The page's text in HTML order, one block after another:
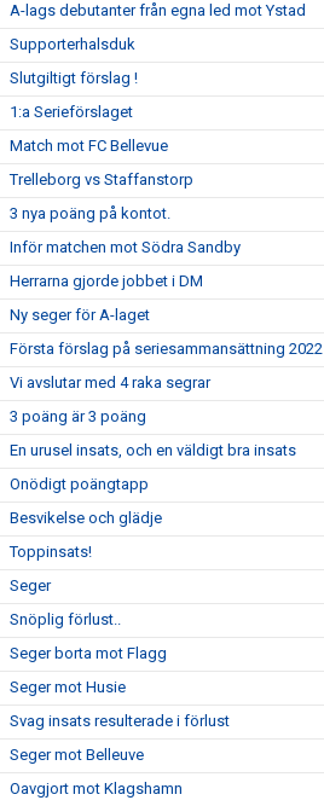
A-lags debutanter från egna led mot Ystad
Supporterhalsduk
Slutgiltigt förslag !
1:a Serieförslaget
Match mot FC Bellevue
Trelleborg vs Staffanstorp
3 nya poäng på kontot.
Inför matchen mot Södra Sandby
Herrarna gjorde jobbet i DM
Ny seger för A-laget
Första förslag på seriesammansättning 2022
Vi avslutar med 4 raka segrar
3 poäng är 3 poäng
En urusel insats, och en väldigt bra insats
Onödigt poängtapp
Besvikelse och glädje
Toppinsats!
Seger
Snöplig förlust..
Seger borta mot Flagg
Seger mot Husie
Svag insats resulterade i förlust
Seger mot Belleuve
Oavgjort mot Klagshamn